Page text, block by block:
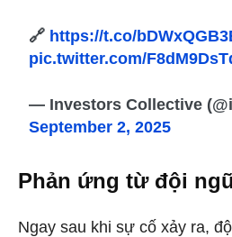
🔗 https://t.co/
pic.twitter.com/
— Investors Collective
September 2, 2025
Phản ứng từ đội
Ngay sau khi sự cố xảy ra,